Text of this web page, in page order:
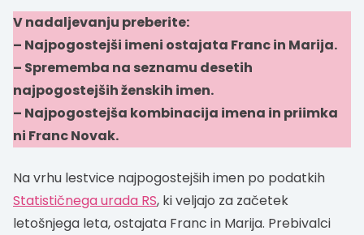
V nadaljevanju preberite:
– Najpogostejši imeni ostajata Franc in Marija.
– Sprememba na seznamu desetih
najpogostejših ženskih imen.
– Najpogostejša kombinacija imena in priimka
ni Franc Novak.
Na vrhu lestvice najpogostejših imen po podatkih
Statističnega urada RS, ki veljajo za začetek
letošnjega leta, ostajata Franc in Marija. Prebivalci